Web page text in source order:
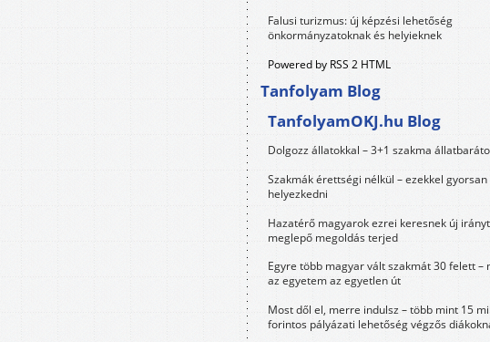
Falusi turizmus: új képzési lehetőség
önkormányzatoknak és helyieknek
Powered by RSS 2 HTML
Tanfolyam Blog
TanfolyamOKJ.hu Blog
Dolgozz állatokkal – 3+1 szakma
Szakmák érettségi nélkül – ezekkel
helyezkedni
Hazatérő magyarok ezrei keresnek új
meglepő megoldás terjed
Egyre több magyar vált szakmát 30 felett –
az egyetem az egyetlen út
Most dől el, merre indulsz – több mint 15
forintos pályázati lehetőség végzős